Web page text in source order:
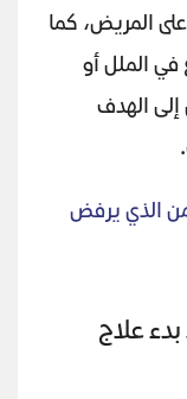
المريض، كما
الملل أو
إلى الهدف
الذي يرفض
علاج